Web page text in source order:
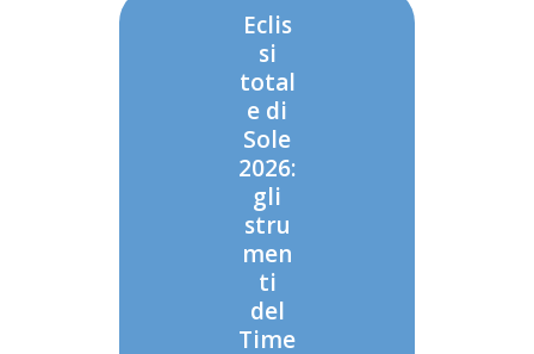
Eclis
si
total
e di
Sole
2026:
gli
stru
men
ti
del
Time